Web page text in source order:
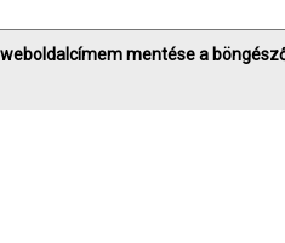
mentése a